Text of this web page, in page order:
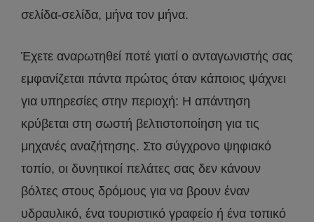
σελίδα-σελίδα, μήνα τον μήνα.
Έχετε αναρωτηθεί ποτέ γιατί ο ανταγωνιστής σας
εμφανίζεται πάντα πρώτος όταν κάποιος ψάχνει
για υπηρεσίες στην περιοχή: Η απάντηση
κρύβεται στη σωστή βελτιστοποίηση για τις
μηχανές αναζήτησης. Στο σύγχρονο ψηφιακό
τοπίο, οι δυνητικοί πελάτες σας δεν κάνουν
βόλτες στους δρόμους για να βρουν έναν
υδραυλικό, ένα τουριστικό γραφείο ή ένα τοπικό